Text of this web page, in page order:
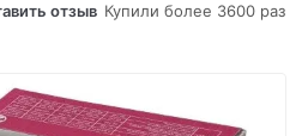
отзыв Купили более 3600 раз